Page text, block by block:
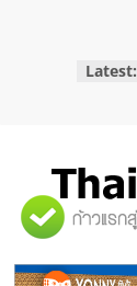
Latest:
"ศูนย์